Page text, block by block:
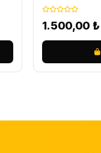
1.500,00 ₺